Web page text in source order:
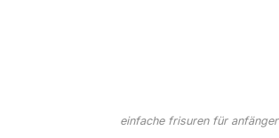
einfache frisuren für anfänger